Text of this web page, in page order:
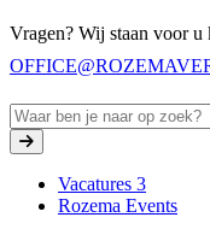
Vragen? Wij staan voor u
Vacatures 3
Rozema Events